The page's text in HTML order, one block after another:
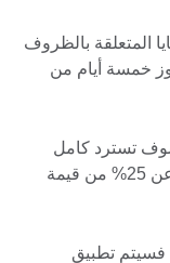
المتعلقة بالظروف
خمسة أيام من
تسترد كامل
الرسوم مخصومًا منها رسوم إدارية لا تزيد عن 25% من قيمة
فسيتم تطبيق